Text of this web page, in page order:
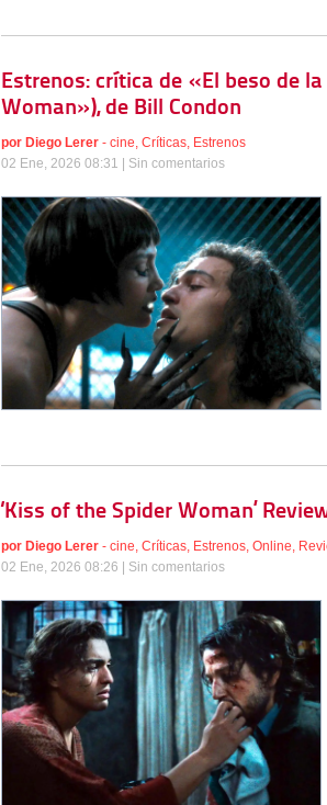
Estrenos: crítica de «El beso de
Woman»), de Bill Condon
por Diego Lerer - cine Críticas Estrenos
02 Ene, 2026 08:31 | Sin comentarios
‘Kiss of the Spider Woman’
por Diego Lerer - cine, Críticas, Estrenos, Online,
02 Ene, 2026 08:26 | Sin comentarios